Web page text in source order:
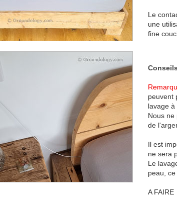
Le
une
fine
peuvent
lavage
Nous ne
de
Il est
ne sera
Le
peau,
A FAIRE